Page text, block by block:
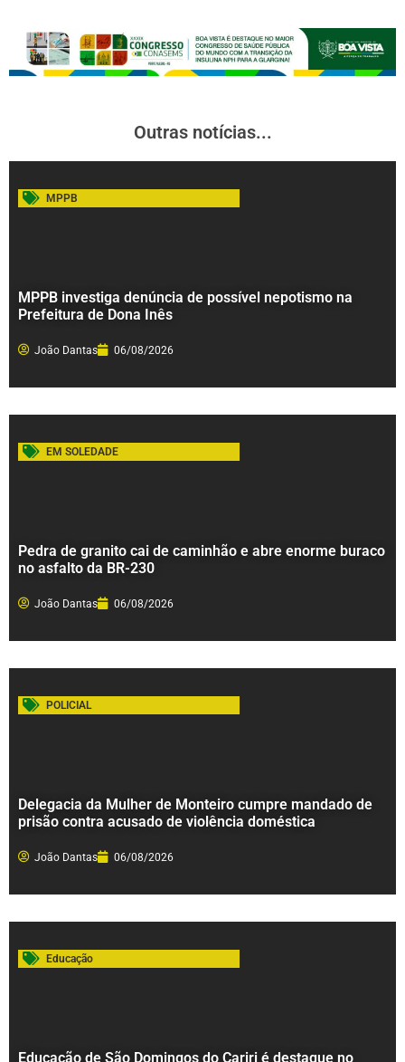
Outras notícias...
MPPB
MPPB investiga denúncia de possível nepotismo na
Prefeitura de Dona Inês
João Dantas 06/08/2026
EM SOLEDADE
Pedra de granito cai de caminhão e abre enorme buraco
no asfalto da BR-230
João Dantas 06/08/2026
POLICIAL
Delegacia da Mulher de Monteiro cumpre mandado de
prisão contra acusado de violência doméstica
João Dantas 06/08/2026
Educação
Educação de São Domingos do Cariri é destaque no